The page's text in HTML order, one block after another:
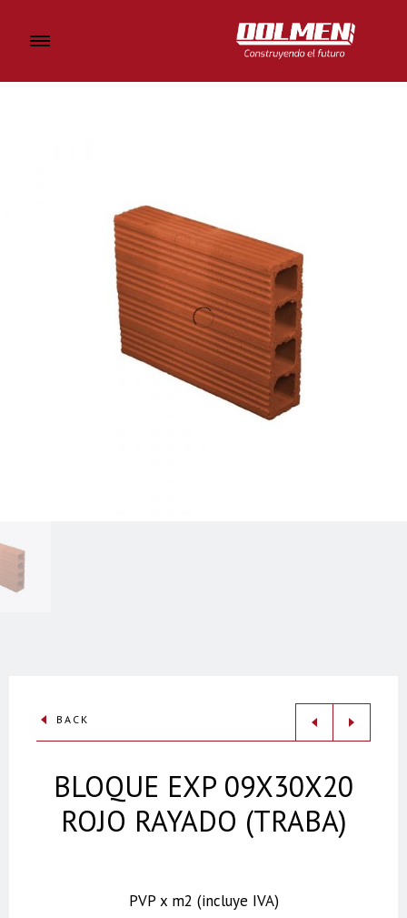
BACK
BLOQUE EXP 09X30X20
ROJO RAYADO (TRABA)
PVP x m2 (incluye IVA)